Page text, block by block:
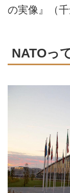
の実像』（
NATOっ